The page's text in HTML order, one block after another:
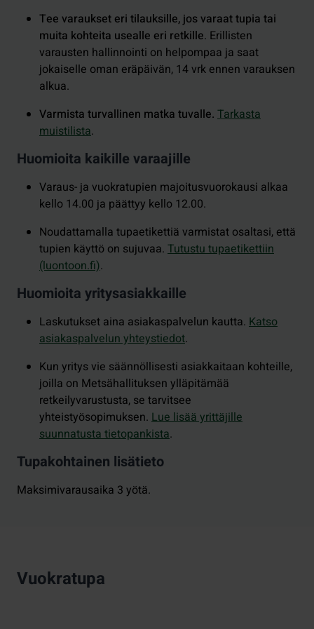
Tee varaukset eri tilauksille, jos varaat tupia tai
muita kohteita usealle eri retkille. Erillisten
varausten hallinnointi on helpompaa ja saat
jokaiselle oman eräpäivän, 14 vrk ennen varauksen
alkua.
Varmista turvallinen matka tuvalle. Tarkasta
muistilista.
Huomioita kaikille varaajille
Varaus- ja vuokratupien majoitusvuorokausi alkaa
kello 14.00 ja päättyy kello 12.00.
Noudattamalla tupaetikettiä varmistat osaltasi, että
tupien käyttö on sujuvaa. Tutustu tupaetikettiin
(luontoon.fi).
Huomioita yritysasiakkaille
Laskutukset aina asiakaspalvelun kautta. Katso
asiakaspalvelun yhteystiedot.
Kun yritys vie säännöllisesti asiakkaitaan kohteille,
joilla on Metsähallituksen ylläpitämää
retkeilyvarustusta, se tarvitsee
yhteistyösopimuksen. Lue lisää yrittäjille
suunnatusta tietopankista.
Tupakohtainen lisätieto
Maksimivarausaika 3 yötä.
Vuokratupa